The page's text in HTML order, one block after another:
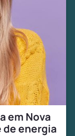
em Nova
de energia